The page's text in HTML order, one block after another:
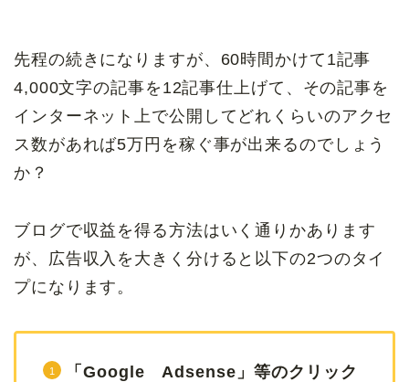
先程の続きになりますが、60時間かけて1記事
4,000文字の記事を12記事仕上げて、その記事を
インターネット上で公開してどれくらいのアクセ
ス数があれば5万円を稼ぐ事が出来るのでしょう
か？
ブログで収益を得る方法はいく通りかあります
が、広告収入を大きく分けると以下の2つのタイ
プになります。
「Google Adsense」等のクリック